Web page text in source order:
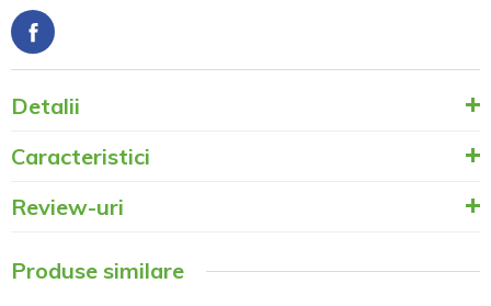
Detalii
Caracteristici
Review-uri
Produse similare